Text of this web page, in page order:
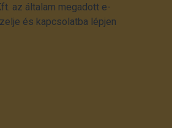
az általam megadott e-
és kapcsolatba lépjen